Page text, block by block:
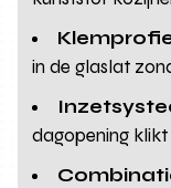
in de glaslat
dagopening